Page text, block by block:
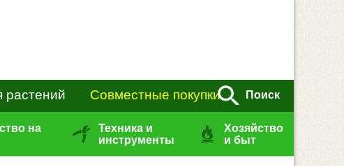
растений Совместные покупки Поиск
на
Техника и
инструменты
Хозяйство
и быт